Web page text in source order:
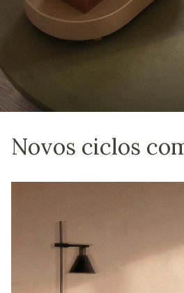
Novos ciclos